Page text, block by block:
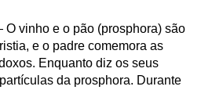
vinho e o pão (prosphora) são
e o padre comemora as
Enquanto diz os seus
da prosphora. Durante